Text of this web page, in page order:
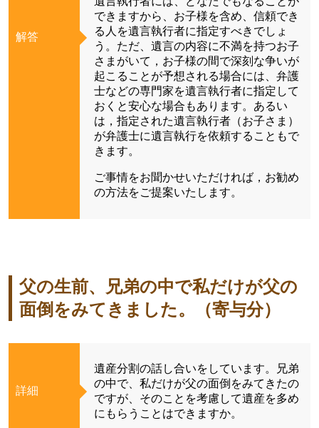
解答
できますから、お子様を含め、信頼でき
る人を遺言執行者に指定すべきでしょ
う。ただ、遺言の内容に不満を持つお子
さまがいて，お子様の間で深刻な争いが
起こることが予想される場合には、弁護
士などの専門家を遺言執行者に指定して
おくと安心な場合もあります。あるい
は，指定された遺言執行者（お子さま）
が弁護士に遺言執行を依頼することもで
きます。
ご事情をお聞かせいただければ，お勧め
の方法をご提案いたします。
父の生前、兄弟の中で私だけが父の
面倒をみてきました。（寄与分）
詳細
遺産分割の話し合いをしています。兄弟
の中で、私だけが父の面倒をみてきたの
ですが、そのことを考慮して遺産を多め
にもらうことはできますか。